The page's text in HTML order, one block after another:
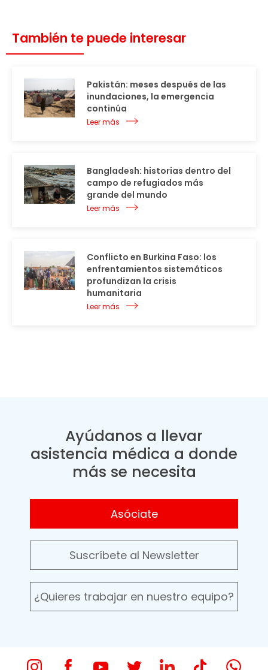
También te puede interesar
Pakistán: meses después de las
inundaciones, la emergencia
continúa
Leer más
Bangladesh: historias dentro del
campo de refugiados más
grande del mundo
Leer más
Conflicto en Burkina Faso: los
enfrentamientos sistemáticos
profundizan la crisis
humanitaria
Leer más
Ayúdanos a llevar
asistencia médica a donde
más se necesita
Asóciate
Suscríbete al Newsletter
¿Quieres trabajar en nuestro equipo?